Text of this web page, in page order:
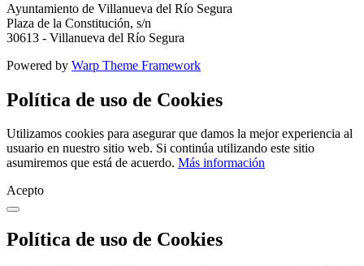
Ayuntamiento de Villanueva del Río Segura
Plaza de la Constitución, s/n
30613 - Villanueva del Río Segura
Powered by Warp Theme Framework
Política de uso de Cookies
Utilizamos cookies para asegurar que damos la mejor experiencia al
usuario en nuestro sitio web. Si continúa utilizando este sitio
asumiremos que está de acuerdo. Más información
Acepto
Política de uso de Cookies